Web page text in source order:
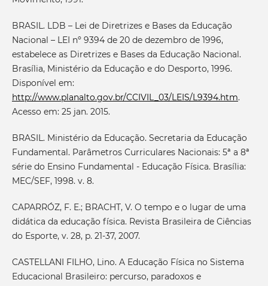
BRASIL. LDB – Lei de Diretrizes e Bases da Educação
Nacional – LEI nº 9394 de 20 de dezembro de 1996,
estabelece as Diretrizes e Bases da Educação Nacional.
Brasília, Ministério da Educação e do Desporto, 1996.
Disponível em:
http://www.planalto.gov.br/CCIVIL_03/LEIS/L9394.htm.
Acesso em: 25 jan. 2015.
BRASIL. Ministério da Educação. Secretaria da Educação
Fundamental. Parâmetros Curriculares Nacionais: 5ª a 8ª
série do Ensino Fundamental - Educação Física. Brasília:
MEC/SEF, 1998. v. 8.
CAPARRÓZ, F. E.; BRACHT, V. O tempo e o lugar de uma
didática da educação física. Revista Brasileira de Ciências
do Esporte, v. 28, p. 21-37, 2007.
CASTELLANI FILHO, Lino. A Educação Física no Sistema
Educacional Brasileiro: percurso, paradoxos e